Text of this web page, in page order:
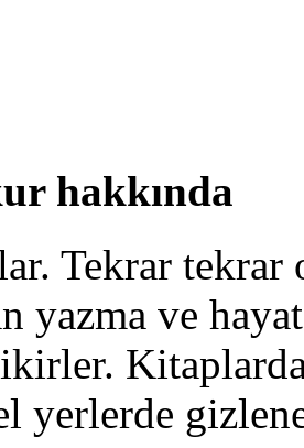
hakkında
Tekrar tekrar
yazma ve
yerlerde